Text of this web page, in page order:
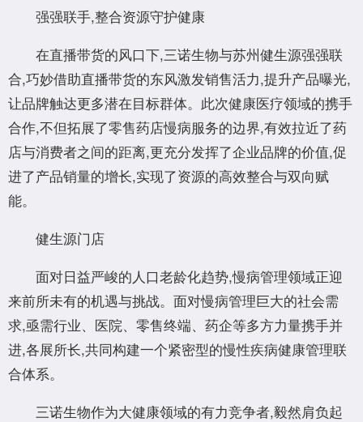
强强联手,整合资源守护健康
在直播带货的风口下,三诺生物与苏州健生源强强联
合,巧妙借助直播带货的东风激发销售活力,提升产品曝光,
让品牌触达更多潜在目标群体。此次健康医疗领域的携手
合作,不但拓展了零售药店慢病服务的边界,有效拉近了药
店与消费者之间的距离,更充分发挥了企业品牌的价值,促
进了产品销量的增长,实现了资源的高效整合与双向赋
能。
健生源门店
面对日益严峻的人口老龄化趋势,慢病管理领域正迎
来前所未有的机遇与挑战。面对慢病管理巨大的社会需
求,亟需行业、医院、零售终端、药企等多方力量携手并
进,各展所长,共同构建一个紧密型的慢性疾病健康管理联
合体系。
三诺生物作为大健康领域的有力竞争者,毅然肩负起